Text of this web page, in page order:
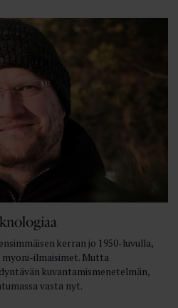
kerran jo 1950-luvulla,
ilmaisimet. Mutta
kuvantamismenetelmän,
vasta nyt.